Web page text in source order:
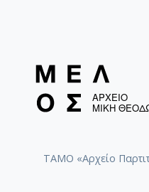
ΤΑΜΟ «Αρχείο